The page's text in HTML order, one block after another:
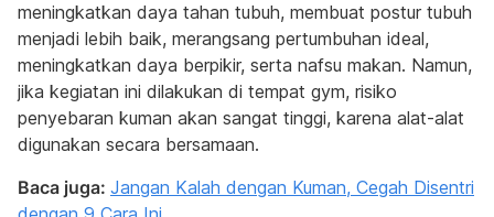
meningkatkan daya tahan tubuh, membuat postur tubuh
menjadi lebih baik, merangsang pertumbuhan ideal,
meningkatkan daya berpikir, serta nafsu makan. Namun,
jika kegiatan ini dilakukan di tempat gym, risiko
penyebaran kuman akan sangat tinggi, karena alat-alat
digunakan secara bersamaan.
Baca juga: Jangan Kalah dengan Kuman, Cegah Disentri